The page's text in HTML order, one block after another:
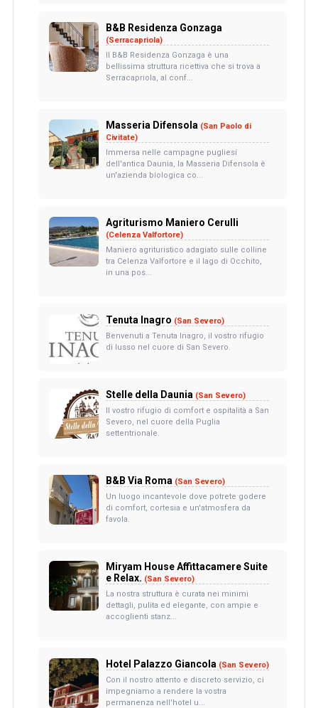
B&B Residenza Gonzaga
(Serracapriola)
Il B&B Residenza Gonzaga è una
bellissima struttura ricettiva che si trova a
Serracapriola, al conf...
Masseria Difensola (San Paolo di
Civitate)
Immersa nelle campagne pugliesi
dell'antica Daunia, la Masseria Difensola è
un'azienda biologica co...
Agriturismo Maniero Cerulli
(Celenza Valfortore)
Maniero agrituristico adagiato sulle colline
tra Celenza Valfortore e il lago di Occhito,
in una pos...
Tenuta Inagro (San Severo)
Benvenuti a Tenuta Inagro, il vostro rifugio
di lusso nel cuore di San Severo.
Stelle della Daunia (San Severo)
Il vostro rifugio di comfort e ospitalità a San
Severo, nel cuore della Puglia
settentrionale.
B&B Via Roma (San Severo)
Un luogo incantevole dove potrete godere
di comfort, cortesia e un'atmosfera da
favola.
Miryam House Affittacamere Suite
e Relax. (San Severo)
La nostra struttura è curata nei minimi
dettagli, pulita ed elegante, con ampie e
accoglienti stanz...
Hotel Palazzo Giancola (San Severo)
Con il nostro attento e discreto servizio, ci
impegniamo a rendere la vostra
permanenza nell'hotel u...